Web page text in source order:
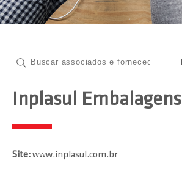
Inplasul Embalagens
Site:www.inplasul.com.br